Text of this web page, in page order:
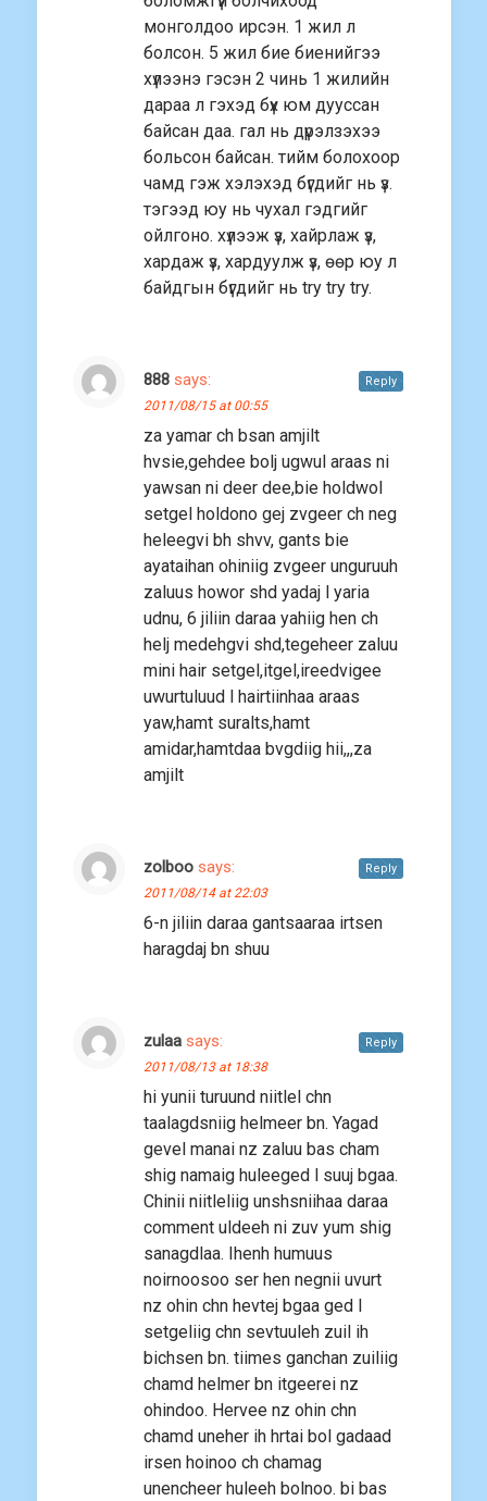
монголдоо ирсэн. 1 жил л
болсон. 5 жил бие биенийгээ
хүлээнэ гэсэн 2 чинь 1 жилийн
дараа л гэхэд бүх юм дууссан
байсан даа. гал нь дүрэлзэхээ
больсон байсан. тийм болохоор
чамд гэж хэлэхэд бүгдийг нь үз.
тэгээд юу нь чухал гэдгийг
ойлгоно. хүлээж үз, хайрлаж үз,
хардаж үз, хардуулж үз, өөр юу л
байдгын бүгдийг нь try try try.
888 says:
2011/08/15 at 00:55
za yamar ch bsan amjilt
hvsie,gehdee bolj ugwul araas ni
yawsan ni deer dee,bie holdwol
setgel holdono gej zvgeer ch neg
heleegvi bh shvv, gants bie
ayataihan ohiniig zvgeer unguruuh
zaluus howor shd yadaj l yaria
udnu, 6 jiliin daraa yahiig hen ch
helj medehgvi shd,tegeheer zaluu
mini hair setgel,itgel,ireedvigee
uwurtuluud l hairtiinhaa araas
yaw,hamt suralts,hamt
amidar,hamtdaa bvgdiig hii,,,za
amjilt
Reply
zolboo says:
2011/08/14 at 22:03
6-n jiliin daraa gantsaaraa irtsen
haragdaj bn shuu
Reply
zulaa says:
2011/08/13 at 18:38
hi yunii turuund niitlel chn
taalagdsniig helmeer bn. Yagad
gevel manai nz zaluu bas cham
shig namaig huleeged l suuj bgaa.
Chinii niitleliig unshsniihaa daraa
comment uldeeh ni zuv yum shig
sanagdlaa. Ihenh humuus
noirnoosoo ser hen negnii uvurt
nz ohin chn hevtej bgaa ged l
setgeliig chn sevtuuleh zuil ih
bichsen bn. tiimes ganchan zuiliig
chamd helmer bn itgeerei nz
ohindoo. Hervee nz ohin chn
chamd uneher ih hrtai bol gadaad
irsen hoinoo ch chamag
unencheer huleeh bolnoo. bi bas
Reply